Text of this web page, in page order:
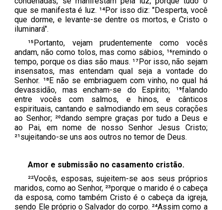
que se manifesta é luz. ¹⁴Por isso diz: "Desperta, você
que dorme, e levante-se dentre os mortos, e Cristo o
iluminará".
¹⁵Portanto, vejam prudentemente como vocês
andam, não como tolos, mas como sábios, ¹⁶remindo o
tempo, porque os dias são maus. ¹⁷Por isso, não sejam
insensatos, mas entendam qual seja a vontade do
Senhor. ¹⁸E não se embriaguem com vinho, no qual há
devassidão, mas encham-se do Espírito; ¹⁹falando
entre vocês com salmos, e hinos, e cânticos
espirituais, cantando e salmodiando em seus corações
ao Senhor; ²⁰dando sempre graças por tudo a Deus e
ao Pai, em nome de nosso Senhor Jesus Cristo;
²¹sujeitando-se uns aos outros no temor de Deus.
Amor e submissão no casamento cristão.
²²Vocês, esposas, sujeitem-se aos seus próprios
maridos, como ao Senhor, ²³porque o marido é o cabeça
da esposa, como também Cristo é o cabeça da igreja,
sendo Ele próprio o Salvador do corpo. ²⁴Assim como a